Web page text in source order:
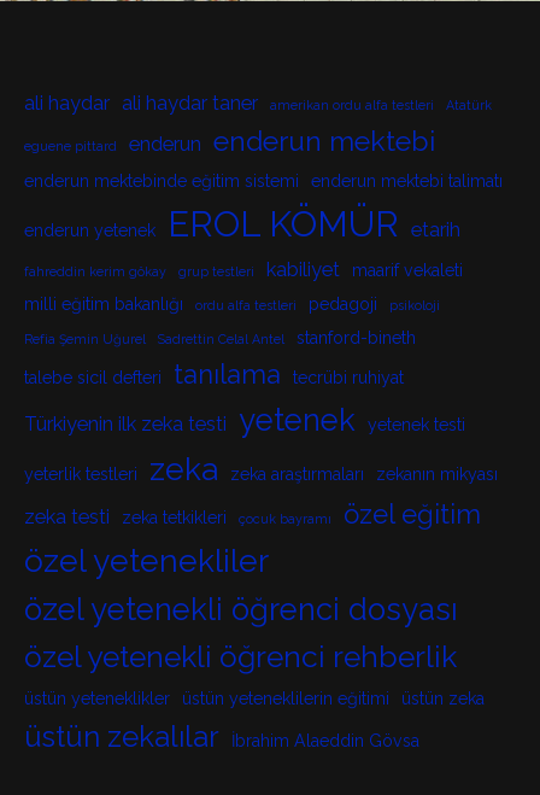
ali haydar ali haydar taner amerikan ordu alfa testleri Atatürk
eguene pittard enderun enderun mektebi
enderun mektebinde eğitim sistemi enderun mektebi talimatı
enderun yetenek EROL KÖMÜR etarih
fahreddin kerim gökay grup testleri kabiliyet
maarif vekaleti
milli eğitim bakanlığı
ordu alfa testleri pedagoji psikoloji
Refia Şemin Uğurel Sadrettin Celal Antel stanford-bineth
talebe sicil defteri tanılama tecrübi ruhiyat
Türkiyenin ilk zeka testi yetenek yetenek testi
yeterlik testleri zeka zeka araştırmaları zekanın mikyası
zeka testi zeka tetkikleri çocuk bayramı özel eğitim
özel yetenekliler
özel yetenekli öğrenci dosyası
özel yetenekli öğrenci rehberlik
üstün yeteneklikler üstün yeteneklilerin eğitimi üstün zeka
üstün zekalılar İbrahim Alaeddin Gövsa